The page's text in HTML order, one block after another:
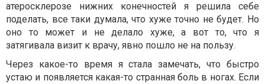
атеросклерозе нижних конечностей я решила себе
поделать, все таки думала, что хуже точно не будет. Но
оно то может и не делало хуже, а вот то, что я
затягивала визит к врачу, явно пошло не на пользу.
Через какое-то время я стала замечать, что быстро
устаю и появляется какая-то странная боль в ногах. Если